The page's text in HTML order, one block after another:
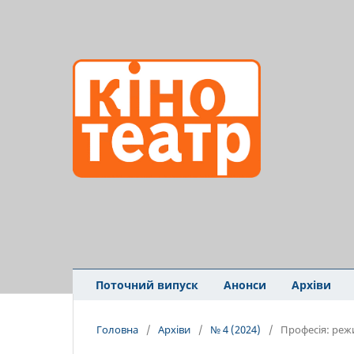
Поточний випуск Анонси Архіви
Головна / Архіви / № 4 (2024) / Професія: